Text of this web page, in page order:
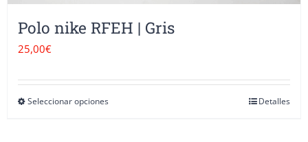
Polo nike RFEH | Gris
25,00€
Seleccionar opcionesEste
Detalles